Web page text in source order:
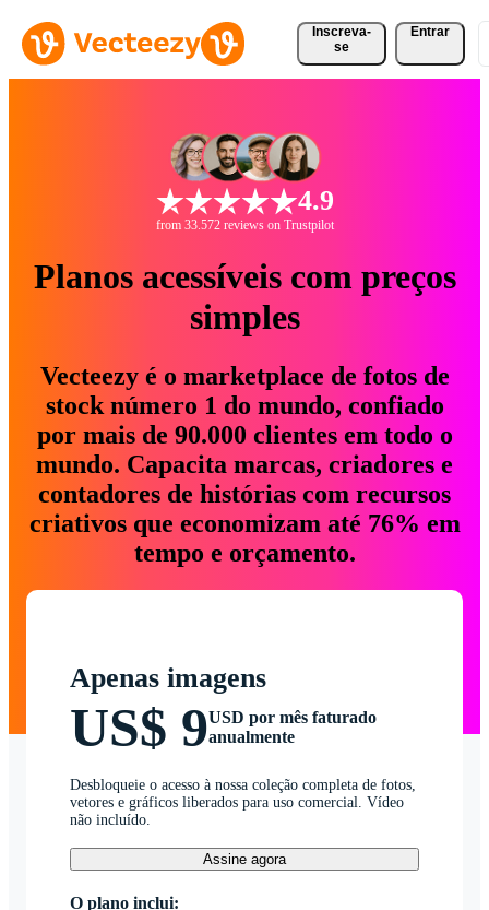
Inscreva-
se
Entrar
4.9
from 33.572 reviews on Trustpilot
Planos acessíveis com preços
simples
Vecteezy é o marketplace de fotos de
stock número 1 do mundo, confiado
por mais de 90.000 clientes em todo o
mundo. Capacita marcas, criadores e
contadores de histórias com recursos
criativos que economizam até 76% em
tempo e orçamento.
Apenas imagens
US$ 9USD por mês faturado
anualmente
Desbloqueie o acesso à nossa coleção completa de fotos,
vetores e gráficos liberados para uso comercial. Vídeo
não incluído.
Assine agora
O plano inclui: